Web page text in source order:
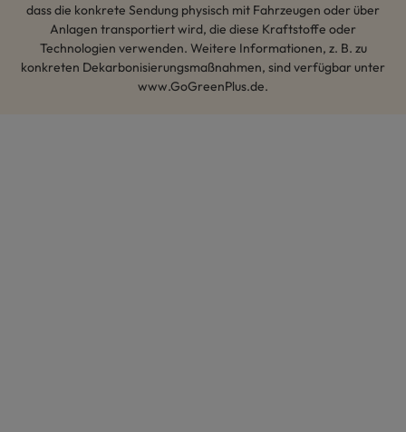
dass die konkrete Sendung physisch mit Fahrzeugen oder über
Anlagen transportiert wird, die diese Kraftstoffe oder
Technologien verwenden. Weitere Informationen, z. B. zu
konkreten Dekarbonisierungsmaßnahmen, sind verfügbar unter
www.GoGreenPlus.de.